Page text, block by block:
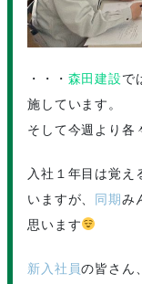
・・・ 森田建設で
施しています。
そして今週より各
入社１年目は覚え
いますが、
同期み
思います
新入社員の皆さん